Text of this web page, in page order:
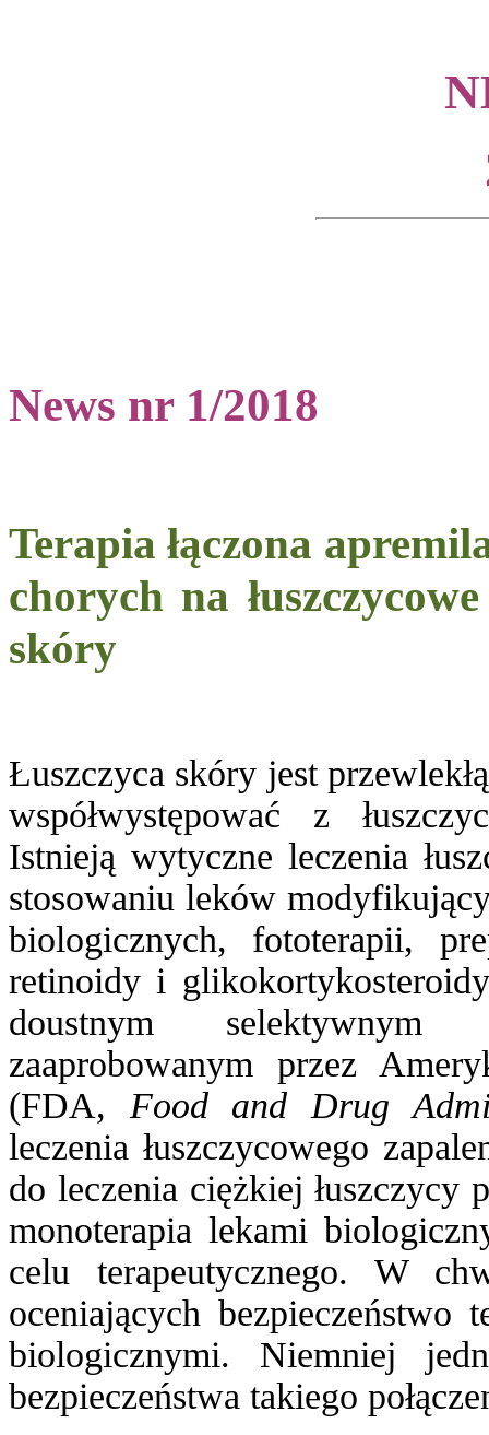
News nr 1/2018
Terapia łączona
chorych na
skóry
Łuszczyca skóry jest
współwystępować z
Istnieją wytyczne leczenia
stosowaniu leków
biologicznych, fototerapii,
retinoidy i
doustnym selektywnym
zaaprobowanym przez
(FDA, Food and Drug
leczenia łuszczycowego
do leczenia ciężkiej
monoterapia lekami
celu terapeutycznego. W
oceniających bezpieczeństwo
biologicznymi. Niemniej
bezpieczeństwa takiego